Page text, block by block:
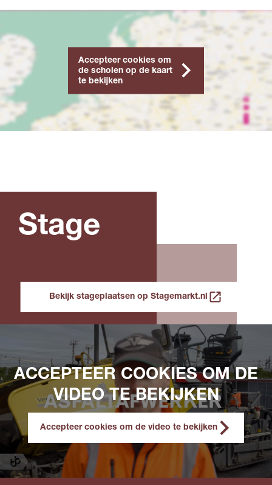
Accepteer cookies om
de scholen op de kaart
te bekijken
Stage
Bekijk stageplaatsen op Stagemarkt.nl
ACCEPTEER COOKIES OM DE
VIDEO TE BEKIJKEN
Accepteer cookies om de video te bekijken